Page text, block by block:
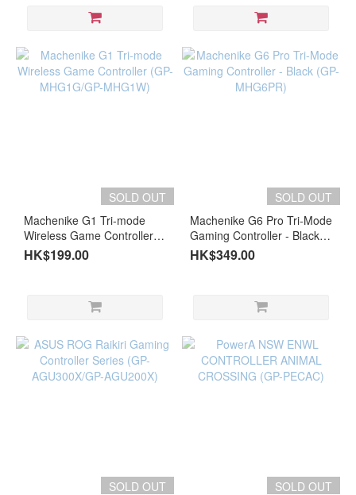
SOLD OUT
Machenike G1 Tri-mode
Wireless Game Controller
(GP-MHG1G/GP-MHG1W)
HK$199.00
SOLD OUT
Machenike G6 Pro Tri-Mode
Gaming Controller - Black
(GP-MHG6PR)
HK$349.00
SOLD OUT
SOLD OUT